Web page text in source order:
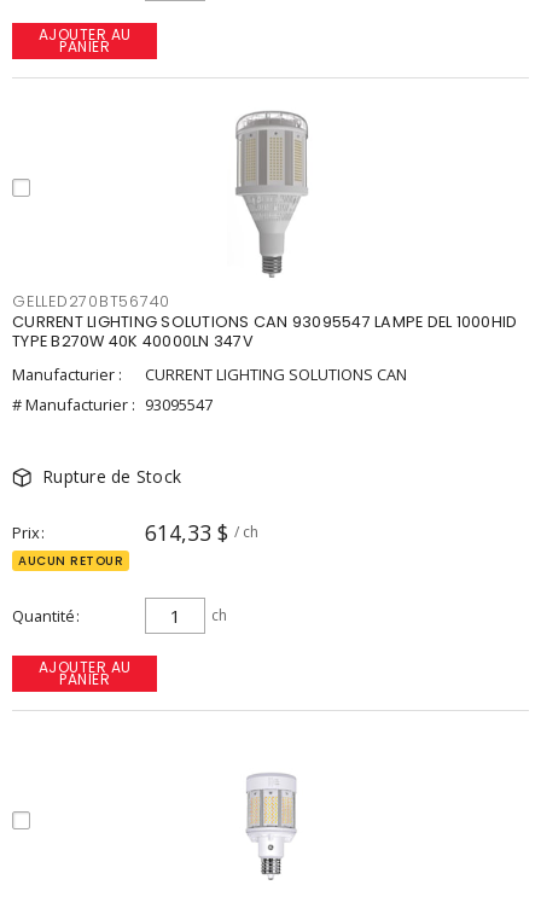
AJOUTER AU
PANIER
GELLED270BT56740
CURRENT LIGHTING SOLUTIONS CAN 93095547 LAMPE DEL 1000HID
TYPE B270W 40K 40000LN 347V
Manufacturier :
CURRENT LIGHTING SOLUTIONS CAN
# Manufacturier : 93095547
Rupture de Stock
Prix 614,33 $ / ch
AUCUN RETOUR
Quantité ch
AJOUTER AU
PANIER